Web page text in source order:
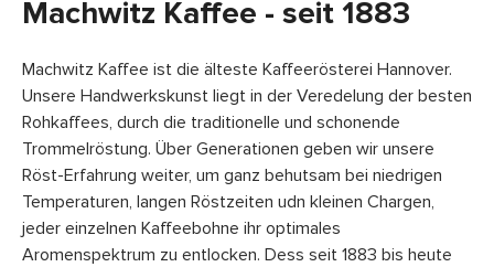
Machwitz Kaffee - seit 1883
Machwitz Kaffee ist die älteste Kaffeerösterei Hannover.
Unsere Handwerkskunst liegt in der Veredelung der besten
Rohkaffees, durch die traditionelle und schonende
Trommelröstung. Über Generationen geben wir unsere
Röst-Erfahrung weiter, um ganz behutsam bei niedrigen
Temperaturen, langen Röstzeiten udn kleinen Chargen,
jeder einzelnen Kaffeebohne ihr optimales
Aromenspektrum zu entlocken. Dess seit 1883 bis heute